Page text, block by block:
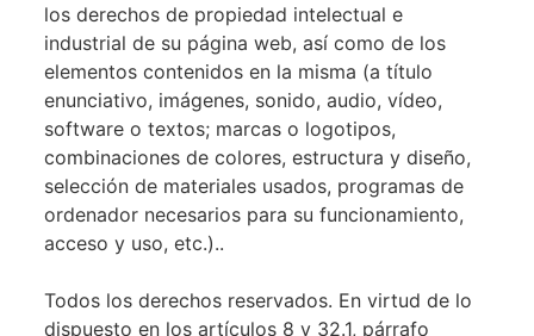
los derechos de propiedad intelectual e
industrial de su página web, así como de los
elementos contenidos en la misma (a título
enunciativo, imágenes, sonido, audio, vídeo,
software o textos; marcas o logotipos,
combinaciones de colores, estructura y diseño,
selección de materiales usados, programas de
ordenador necesarios para su funcionamiento,
acceso y uso, etc.)..
Todos los derechos reservados. En virtud de lo
dispuesto en los artículos 8 y 32.1, párrafo